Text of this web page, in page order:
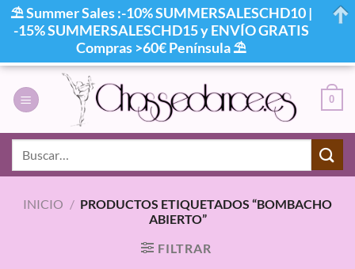
contenido
0
INICIO / PRODUCTOS ETIQUETADOS “BOMBACHO
ABIERTO”
FILTRAR
⛱ Summer Sales :-10% SUMMERSALESCHD10 |
-15% SUMMERSALESCHD15 y ENVÍO GRATIS
Compras >60€ Península ⛱